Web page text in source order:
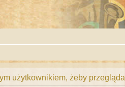
użytkownikiem, żeby